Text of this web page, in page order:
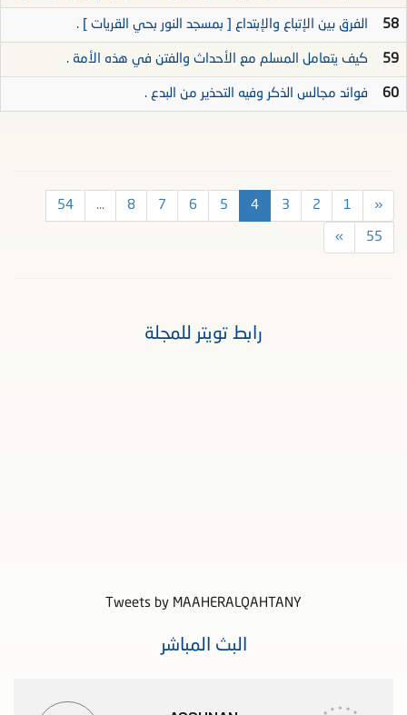
58 الفرق بين الإتباع والإبتداع [ بمسجد النور بحي القريات ] .
59 كيف يتعامل المسلم مع الأحداث والفتن في هذه الأمة .
60 فوائد مجالس الذكر وفيه التحذير من البدع .
«
1
2
3
4
5
6
7
8
...
54
55
»
رابط تويتر للمجلة
Tweets by MAAHERALQAHTANY
البث المباشر